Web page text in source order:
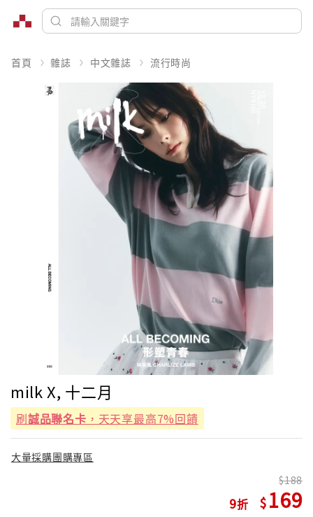
首頁 雜誌 中文雜誌 流行時尚
milk X, 十二月
刷誠品聯名卡 ，天天享最高7%回饋
大量採購團購專區
9
188
169